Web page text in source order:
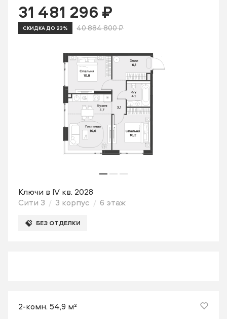
31 481 296 ₽
СКИДКА ДО 23% 40 884 800 ₽
Ключи в IV кв. 2028
Сити 3
3 корпус 6 этаж
БЕЗ ОТДЕЛКИ
2-комн. 54,9 м²